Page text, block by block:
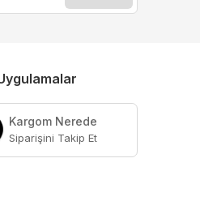
Kargom Nerede
Siparişini Takip Et